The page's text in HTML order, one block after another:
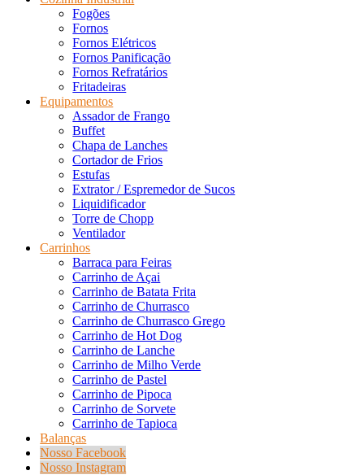
Fogões
Fornos
Fornos Elétricos
Fornos Panificação
Fornos Refratários
Fritadeiras
Equipamentos
Assador de Frango
Buffet
Chapa de Lanches
Cortador de Frios
Estufas
Extrator / Espremedor de Sucos
Liquidificador
Torre de Chopp
Ventilador
Carrinhos
Barraca para Feiras
Carrinho de Açai
Carrinho de Batata Frita
Carrinho de Churrasco
Carrinho de Churrasco Grego
Carrinho de Hot Dog
Carrinho de Lanche
Carrinho de Milho Verde
Carrinho de Pastel
Carrinho de Pipoca
Carrinho de Sorvete
Carrinho de Tapioca
Balanças
Nosso Facebook
Nosso Instagram